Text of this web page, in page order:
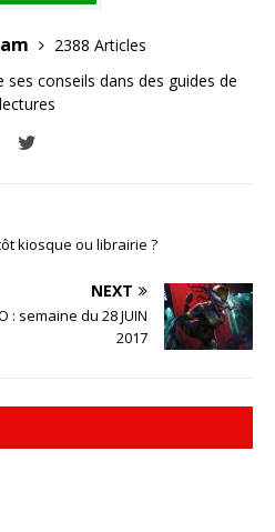
2388 Articles
conseils dans des guides de
lectures
kiosque ou librairie ?
NEXT
: semaine du 28 JUIN
2017